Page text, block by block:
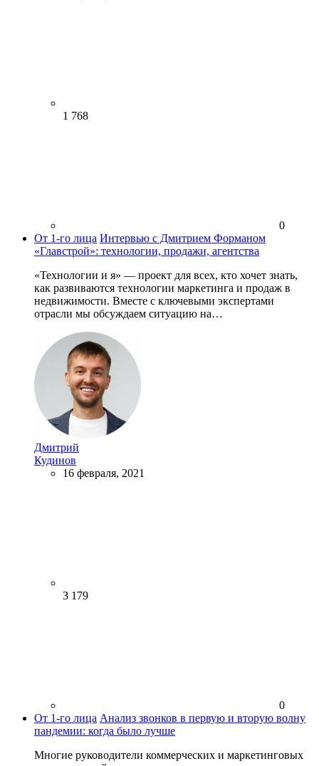
1 768
0
От 1-го лица Интервью с Дмитрием Форманом
«Главстрой»: технологии, продажи, агентства
«Технологии и я» — проект для всех, кто хочет знать,
как развиваются технологии маркетинга и продаж в
недвижимости. Вместе с ключевыми экспертами
отрасли мы обсуждаем ситуацию на…
Дмитрий
Кудинов
16 февраля, 2021
3 179
0
От 1-го лица Анализ звонков в первую и вторую волну
пандемии: когда было лучше
Многие руководители коммерческих и маркетинговых